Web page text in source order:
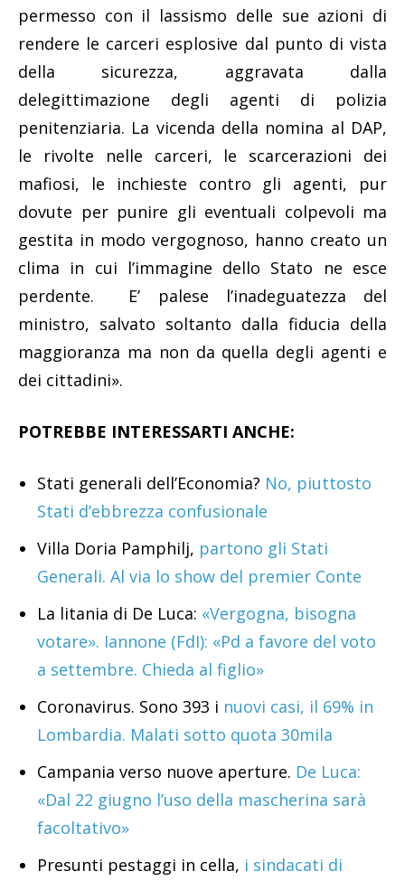
permesso con il lassismo delle sue azioni di
rendere le carceri esplosive dal punto di vista
della sicurezza, aggravata dalla
delegittimazione degli agenti di polizia
penitenziaria. La vicenda della nomina al DAP,
le rivolte nelle carceri, le scarcerazioni dei
mafiosi, le inchieste contro gli agenti, pur
dovute per punire gli eventuali colpevoli ma
gestita in modo vergognoso, hanno creato un
clima in cui l’immagine dello Stato ne esce
perdente. E’ palese l’inadeguatezza del
ministro, salvato soltanto dalla fiducia della
maggioranza ma non da quella degli agenti e
dei cittadini».
POTREBBE INTERESSARTI ANCHE:
Stati generali dell’Economia? No, piuttosto
Stati d’ebbrezza confusionale
Villa Doria Pamphilj, partono gli Stati
Generali. Al via lo show del premier Conte
La litania di De Luca: «Vergogna, bisogna
votare». Iannone (FdI): «Pd a favore del voto
a settembre. Chieda al figlio»
Coronavirus. Sono 393 i nuovi casi, il 69% in
Lombardia. Malati sotto quota 30mila
Campania verso nuove aperture. De Luca:
«Dal 22 giugno l’uso della mascherina sarà
facoltativo»
Presunti pestaggi in cella, i sindacati di